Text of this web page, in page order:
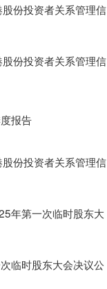
份投资者关系管理信
份投资者关系管理信
报告
份投资者关系管理信
年第一次临时股东大
临时股东大会决议公